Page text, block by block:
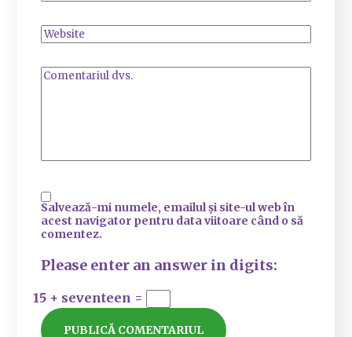
Salvează-mi numele, emailul și site-ul web în
acest navigator pentru data viitoare când o să
comentez.
Please enter an answer in digits:
15 + seventeen =